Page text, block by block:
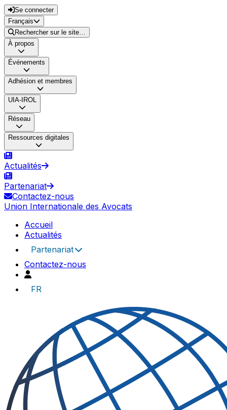
Se connecter
Français
Rechercher sur le site…
À propos
Événements
Adhésion et membres
UIA-IROL
Réseau
Ressources digitales
Actualités
Partenariat
Contactez-nous
Union Internationale des Avocats
Accueil
Actualités
Partenariat
Contactez-nous
FR